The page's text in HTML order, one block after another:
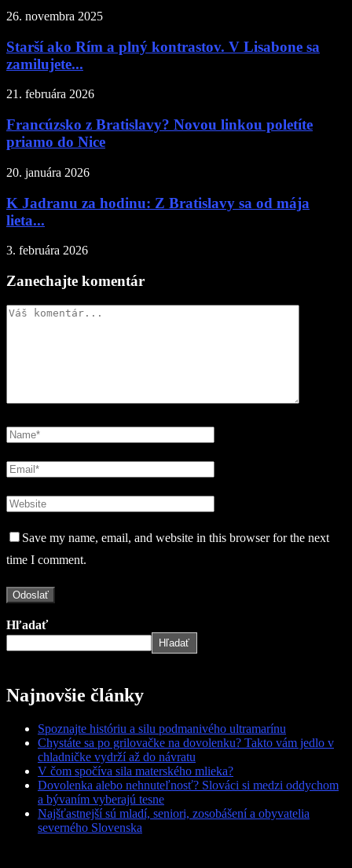
26. novembra 2025
Starší ako Rím a plný kontrastov. V Lisabone sa
zamilujete...
21. februára 2026
Francúzsko z Bratislavy? Novou linkou poletíte
priamo do Nice
20. januára 2026
K Jadranu za hodinu: Z Bratislavy sa od mája
lieta...
3. februára 2026
Zanechajte komentár
Save my name, email, and website in this browser for the next
time I comment.
Hľadať
Hľadať
Najnovšie články
Spoznajte históriu a silu podmanivého ultramarínu
Chystáte sa po grilovačke na dovolenku? Takto vám jedlo v
chladničke vydrží až do návratu
V čom spočíva sila materského mlieka?
Dovolenka alebo nehnuteľnosť? Slováci si medzi oddychom
a bývaním vyberajú tesne
Najšťastnejší sú mladí, seniori, zosobášení a obyvatelia
severného Slovenska